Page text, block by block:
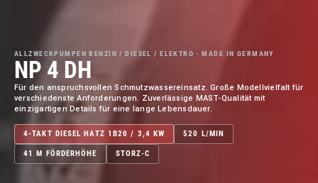
ALLZWECKPUMPEN BENZIN / DIESEL / ELEKTRO · MADE IN GERMANY
NP 4 DH
Für den anspruchsvollen Schmutzwassereinsatz. Große Modellvielfalt für
verschiedenste Anforderungen. Zuverlässige MAST-Qualität mit
einzigartigen Details für eine lange Lebensdauer.
4-TAKT DIESEL HATZ 1B20 / 3,4 KW 520 L/MIN
41 M FÖRDERHÖHE STORZ-C